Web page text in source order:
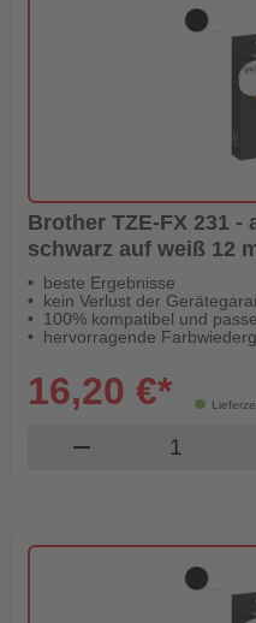
Brother TZE-FX 231
schwarz auf weiß 12
beste Ergebnisse
kein Verlust der
100% kompatibel und
hervorragende
16,20 €*
remove Produkt